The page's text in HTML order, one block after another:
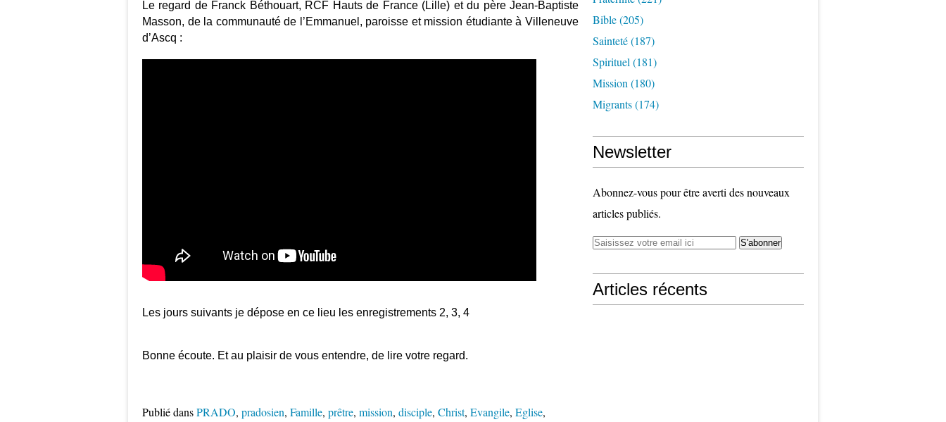
Le regard de Franck Béthouart, RCF Hauts de France (Lille) et du père Jean-Baptiste
Masson, de la communauté de l’Emmanuel, paroisse et mission étudiante à Villeneuve
d’Ascq :
Les jours suivants je dépose en ce lieu les enregistrements 2, 3, 4
Bonne écoute. Et au plaisir de vous entendre, de lire votre regard.
Publié dansPRADO, pradosien, Famille, prêtre, mission, disciple, Christ, Evangile, Eglise,
Bible(205)
Sainteté(187)
Spirituel (181)
Mission (180)
Migrants(174)
Newsletter
Abonnez-vous pour être averti des nouveaux
articles publiés.
Articles récents